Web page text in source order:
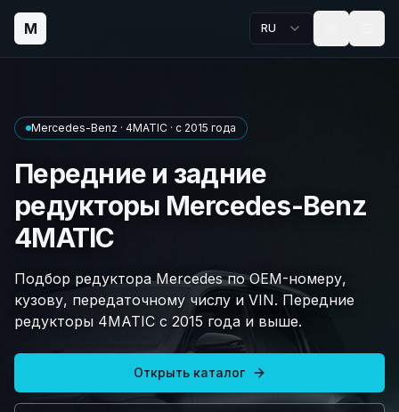
M RU
Mercedes-Benz · 4MATIC · с 2015 года
Передние и задние
редукторы Mercedes-Benz
4MATIC
Подбор редуктора Mercedes по OEM-номеру,
кузову, передаточному числу и VIN. Передние
редукторы 4MATIC с 2015 года и выше.
Открыть каталог